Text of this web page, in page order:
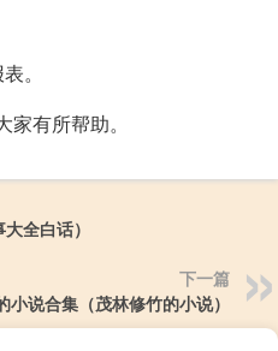
。
有所帮助。
全白话）
下一篇
小说合集（茂林修竹的小说）